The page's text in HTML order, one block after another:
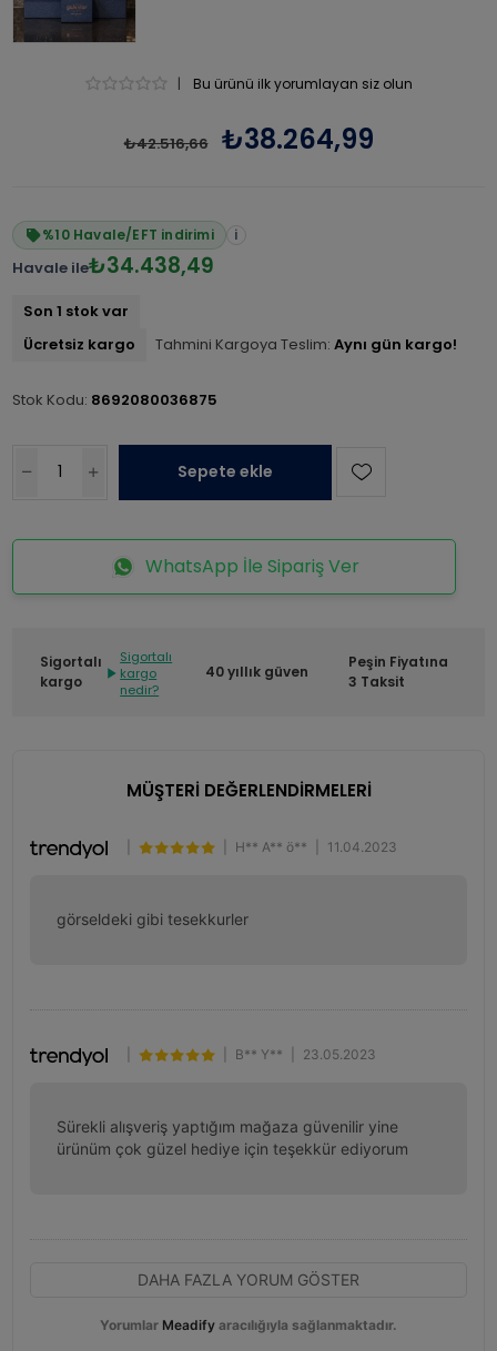
| Bu ürünü ilk yorumlayan siz olun
₺42.516,66 ₺38.264,99
%10 Havale/EFT indirimi i
Havale ile₺34.438,49
Son 1 stok var
Ücretsiz kargo
Tahmini Kargoya Teslim: Aynı gün kargo!
Stok Kodu: 8692080036875
Sepete ekle
WhatsApp İle Sipariş Ver
Sigortalı
kargo
Sigortalı
kargo
nedir?
40 yıllık güven
Peşin Fiyatına
3 Taksit
MÜŞTERİ DEĞERLENDİRMELERİ
H** A** ö** 11.04.2023
görseldeki gibi tesekkurler
B** Y** 23.05.2023
Sürekli alışveriş yaptığım mağaza güvenilir yine
ürünüm çok güzel hediye için teşekkür ediyorum
DAHA FAZLA YORUM GÖSTER
Yorumlar Meadify aracılığıyla sağlanmaktadır.